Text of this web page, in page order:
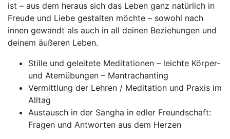
ist – aus dem heraus sich das Leben ganz natürlich in
Freude und Liebe gestalten möchte – sowohl nach
innen gewandt als auch in all deinen Beziehungen und
deinem äußeren Leben.
Stille und geleitete Meditationen – leichte Körper-
und Atemübungen – Mantrachanting
Vermittlung der Lehren / Meditation und Praxis im
Alltag
Austausch in der Sangha in edler Freundschaft:
Fragen und Antworten aus dem Herzen